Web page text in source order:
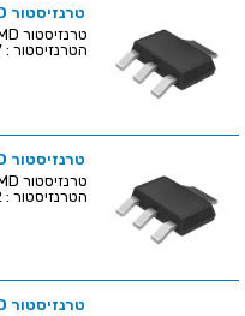
טרנזיסטור PNP - 300V 0.5A - 30MHZ - SMD
הטרנזיסטור : FZT757 ♦ מבנה הטרנזי...
טרנזיסטור PNP - 300V 0.5A - 50MHZ - SMD
הטרנזיסטור : DZTA92 ♦ מבנה הטרנזי...
טרנזיסטור PNP - 400V 0.2A - 50MHZ - SMD